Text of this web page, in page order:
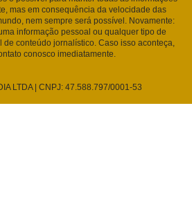
mas em consequência da velocidade das
nem sempre será possível. Novamente:
informação pessoal ou qualquer tipo de
de conteúdo jornalístico. Caso isso aconteça,
conosco imediatamente.
LTDA | CNPJ: 47.588.797/0001-53